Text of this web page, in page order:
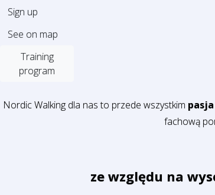
Sign up
See on map
Training
program
Nordic Walking dla nas to przede wszystkim pasja
fachową
ze względu na